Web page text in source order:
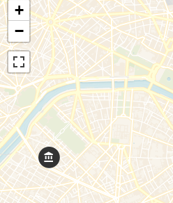
+
−